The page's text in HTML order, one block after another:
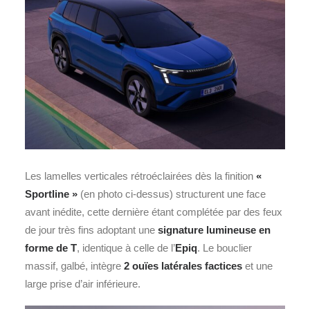
Les lamelles verticales rétroéclairées dès la finition «
Sportline » (en photo ci-dessus) structurent une face
avant inédite, cette dernière étant complétée par des feux
de jour très fins adoptant une signature lumineuse en
forme de T, identique à celle de l’Epiq. Le bouclier
massif, galbé, intègre 2 ouïes latérales factices et une
large prise d’air inférieure.